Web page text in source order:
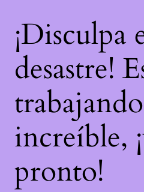
¡Disculpa
desastre!
increíble,
pronto!